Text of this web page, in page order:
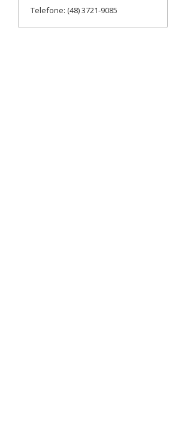
Telefone: (48) 3721-9085